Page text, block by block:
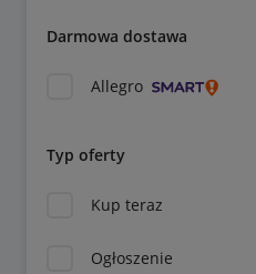
Darmowa dostawa
Allegro
Typ oferty
Kup teraz
Ogłoszenie